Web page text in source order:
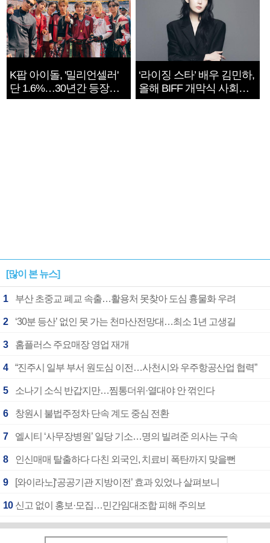
K팝 아이돌, '밀리언셀러'
단 1.6%…30년간 등장
1182개팀 전수조사
‘라이징 스타’ 배우 김민하,
올해 BIFF 개막식 사회자
확정
[많이 본 뉴스]
1 부산 초중교 폐교 속출…활용처 못찾아 도심 흉물화 우려
2 ‘30분 등산’ 없인 못 가는 천마산전망대…최소 1년 고생길
3 홈플러스 주요매장 영업 재개
4 “진주시 일부 부서 원도심 이전…사천시와 우주항공산업 협력”
5 소나기 소식 반갑지만…찜통더위·열대야 안 꺾인다
6 창원시 불법주정차 단속 계도 중심 전환
7 엘시티 ‘사무장병원’ 일당 기소…명의 빌려준 의사는 구속
8 인신매매 탈출하다 다친 외국인, 치료비 폭탄까지 맞을뻔
9 [와이라노]‘공공기관 지방이전’ 효과 있었나 살펴보니
10 신고 없이 홍보·모집…민간임대조합 피해 주의보